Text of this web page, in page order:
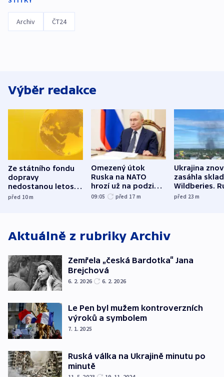
Archiv ČT24
Výběr redakce
Ze státního fondu
dopravy
nedostanou letos
kraje na silnice ani
před 10m
Omezený útok
Ruska na NATO
hrozí už na podzim,
varují tajné služby
09:05 před 17 m
Ukrajina
zasáhla
Wildberies.
útočili v
před 23m
Aktuálně z rubriky Archiv
Zemřela „česká Bardotka“ Jana
Brejchová
6. 2. 2026 6. 2. 2026
Le Pen byl mužem kontroverzních
výroků a symbolem
7. 1. 2025
Ruská válka na Ukrajině minutu po
minutě